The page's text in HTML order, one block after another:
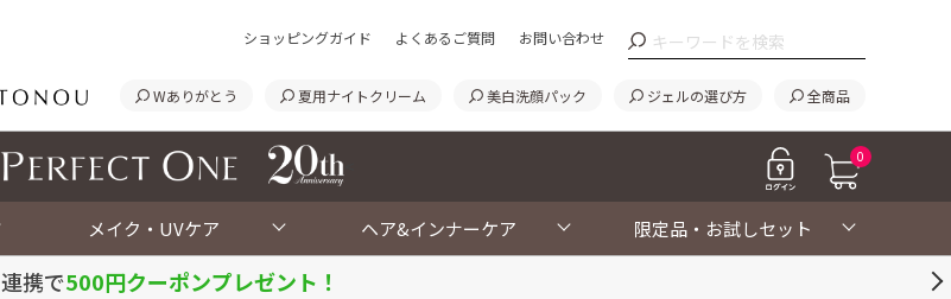
ショッピングガイド よくあるご質問 お問い合わせ
Wありがとう 夏用ナイトクリーム 美白洗顔パック ジェルの選び方 全商品
0
メイク・UVケア ヘア&インナーケア 限定品・お試しセット
連携で500円クーポンプレゼント！